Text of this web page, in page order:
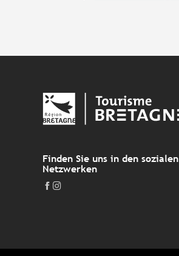
Finden Sie uns in den sozialen
Netzwerken